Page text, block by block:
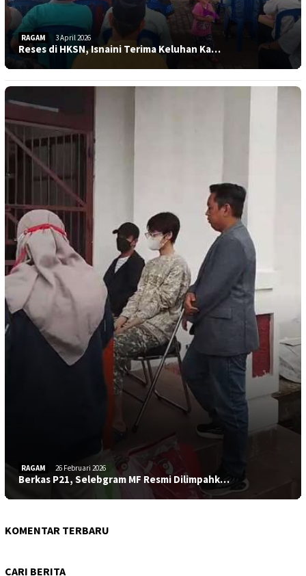
RAGAM 3 April 2026
Reses di HKSN, Isnaini Terima Keluhan Ka…
RAGAM 26 Februari 2026
Berkas P21, Selebgram MF Resmi Dilimpahk…
KOMENTAR TERBARU
CARI BERITA